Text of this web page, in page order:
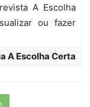
A Escolha
ou fazer
A Escolha Certa